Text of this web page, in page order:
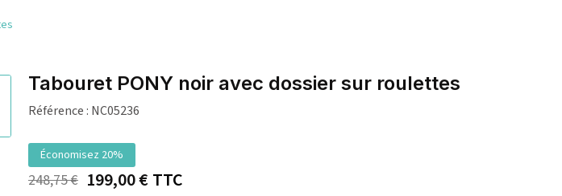
Tabouret PONY noir avec dossier sur roulettes
Référence : NC05236
Économisez 20%
248,75 € 199,00 €TTC